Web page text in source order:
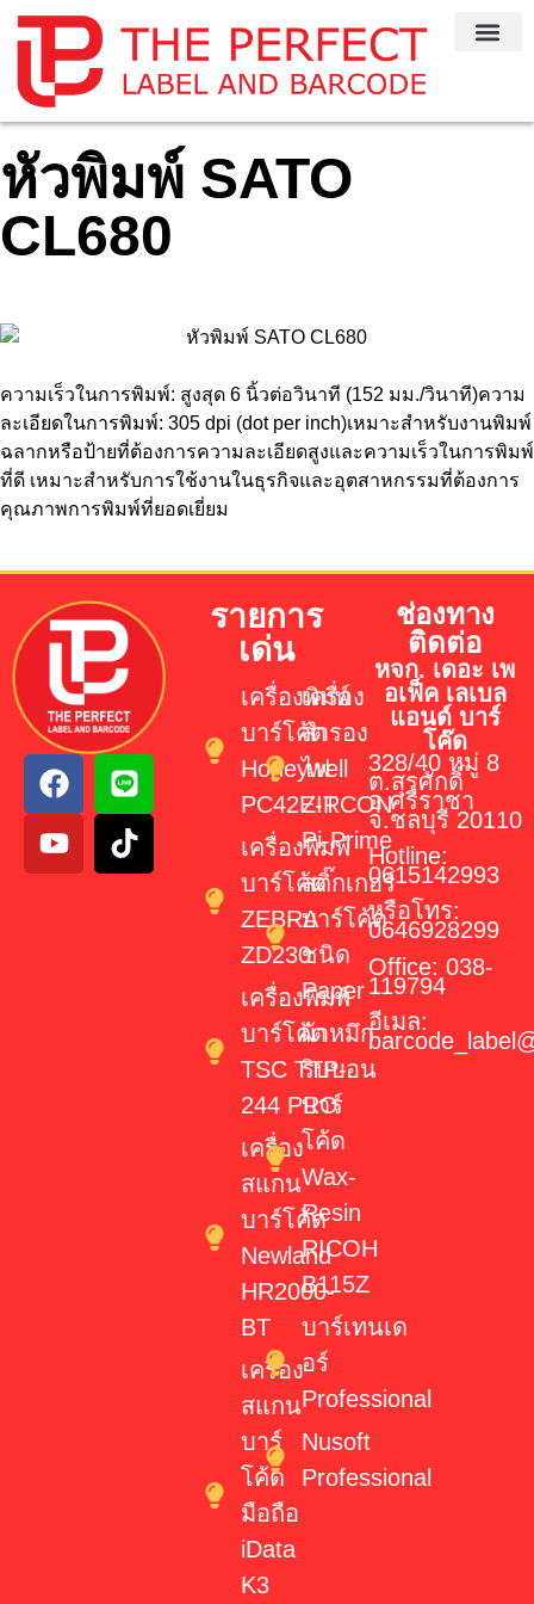
หัวพิมพ์ SATO
CL680
ความเร็วในการพิมพ์: สูงสุด 6 นิ้วต่อวินาที (152 มม./วินาที)ความ
ละเอียดในการพิมพ์: 305 dpi (dot per inch)เหมาะสำหรับงานพิมพ์
ฉลากหรือป้ายที่ต้องการความละเอียดสูงและความเร็วในการพิมพ์
ที่ดี เหมาะสำหรับการใช้งานในธุรกิจและอุตสาหกรรมที่ต้องการ
คุณภาพการพิมพ์ที่ยอดเยี่ยม
รายการ
เด่น
เครื่องพิมพ์
บาร์โค้ด
Honeywell
PC42E-T
เครื่องพิมพ์
บาร์โค้ด
ZEBRA
ZD230
เครื่องพิมพ์
บาร์โค้ด
TSC TTP-
244 PRO
เครื่อง
สแกน
บาร์โค้ด
Newland
HR2000-
BT
เครื่อง
สแกน
บาร์
โค้ด
มือถือ
iData
K3
เครื่อง
สำรอง
ไฟ
ZIRCON
Pi-Prime
สติ๊กเกอร์
บาร์โค้ด
ชนิด
Paper
ผ้าหมึก
ริบบอน
บาร์
โค้ด
Wax-
Resin
RICOH
B115Z
บาร์เทนเด
อร์
Professional
Nusoft
Professional
ช่องทาง
ติดต่อ
หจก. เดอะ เพ
อเฟ็ค เลเบล
แอนด์ บาร์
โค๊ด
328/40 หมู่ 8
ต.สุรศักดิ์
อ.ศรีราชา
จ.ชลบุรี 20110
Hotline:
0615142993
หรือโทร:
0646928299
Office: 038-
119794
อีเมล: